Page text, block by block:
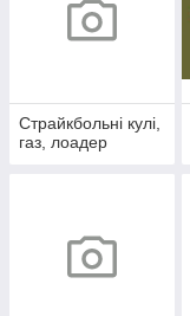
Страйкбольні кулі,
газ, лоадер